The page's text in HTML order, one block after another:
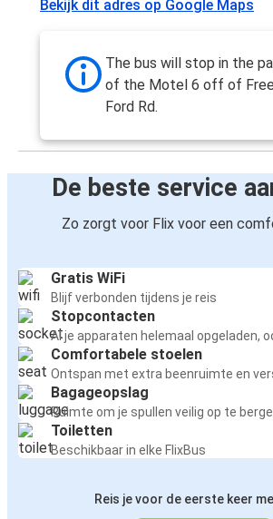
Bekijk dit adres op Google Maps
The bus will stop in the
of the Motel 6 off of
Ford Rd.
De beste service
Zo zorgt voor Flix voor een
Gratis WiFi
Blijf verbonden tijdens je reis
Stopcontacten
Al je apparaten helemaal opgeladen,
Comfortabele stoelen
Ontspan met extra beenruimte en
Bagageopslag
Ruimte om je spullen veilig op te
Toiletten
Beschikbaar in elke FlixBus
Reis je voor de eerste keer